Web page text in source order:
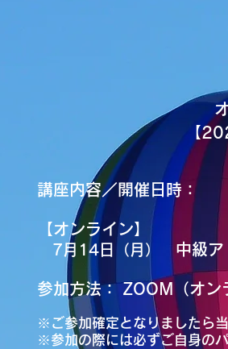
【
講座内容／開催日時：
【オンライン】
7月14日（月） 中級ア
参加方法： ZOOM（オン
※ご参加確定となりましたら
※参加の際には必ずご自身の